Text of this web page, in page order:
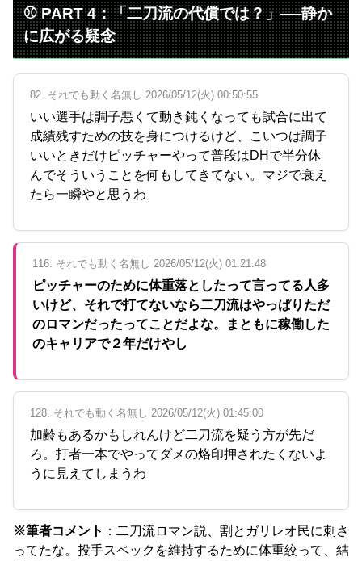
⚾ PART 4：「二刀流の代償では？」──静か
に広がる疑念
82. それでも動く名無し 2026/05/12(火) 00:50:55
いい選手は調子悪くて動き鈍くなっても試合に出て
成績残すための技を身につけるけど、こいつは調子
いいときだけピッチャーやって普段はDHで半分休
んでそういうことを何もしてきてない。マジで衰え
たら一瞬やと思うわ
116. それでも動く名無し 2026/05/12(火) 01:21:48
ピッチャーのために体重落としたって言ってる人多
いけど、それで打てないなら二刀流はやっぱりただ
のロマンだったってことだよな。まともに稼働した
のキャリアで２年だけやし
128. それでも動く名無し 2026/05/12(火) 01:45:00
加齢もあるかもしれんけど二刀流を疑う方が先だ
ろ。打者一本でやってダメの烙印押されたくないよ
うに見えてしまうわ
※筆者コメント ：二刀流ロマン説、割とガリレオ民に刺さ
ってたな。投手スペックを維持するために体重絞って、結